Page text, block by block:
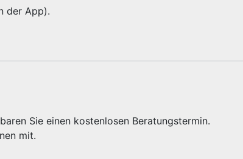
der App).
Sie einen kostenlosen Beratungstermin.
mit.